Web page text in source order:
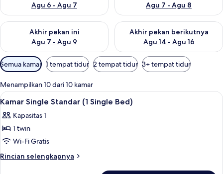
Agu 6 - Agu 7
Agu 7 - Agu 8
Akhir pekan ini
Agu 7 - Agu 9
Periksa ketersediaan untuk akhir pekan ini Agu 7 - Agu 9
Akhir pekan berikutnya
Agu 14 - Agu 16
Periksa ketersediaan untuk
Filter
tersedia
untuk
kamar
Semua kamar 1 tempat tidur 2 tempat tidur 3+ tempat tidur
Menampilkan 10 dari 10 kamar
Lihat
semua
foto
untuk
Kamar
Single
Kamar Single Standar (1 Single Bed)
4
Kamar Single Standar (1 Single Bed)
Kapasitas 1
1 twin
Wi-Fi Gratis
Rincian selengkapnya
Rincian